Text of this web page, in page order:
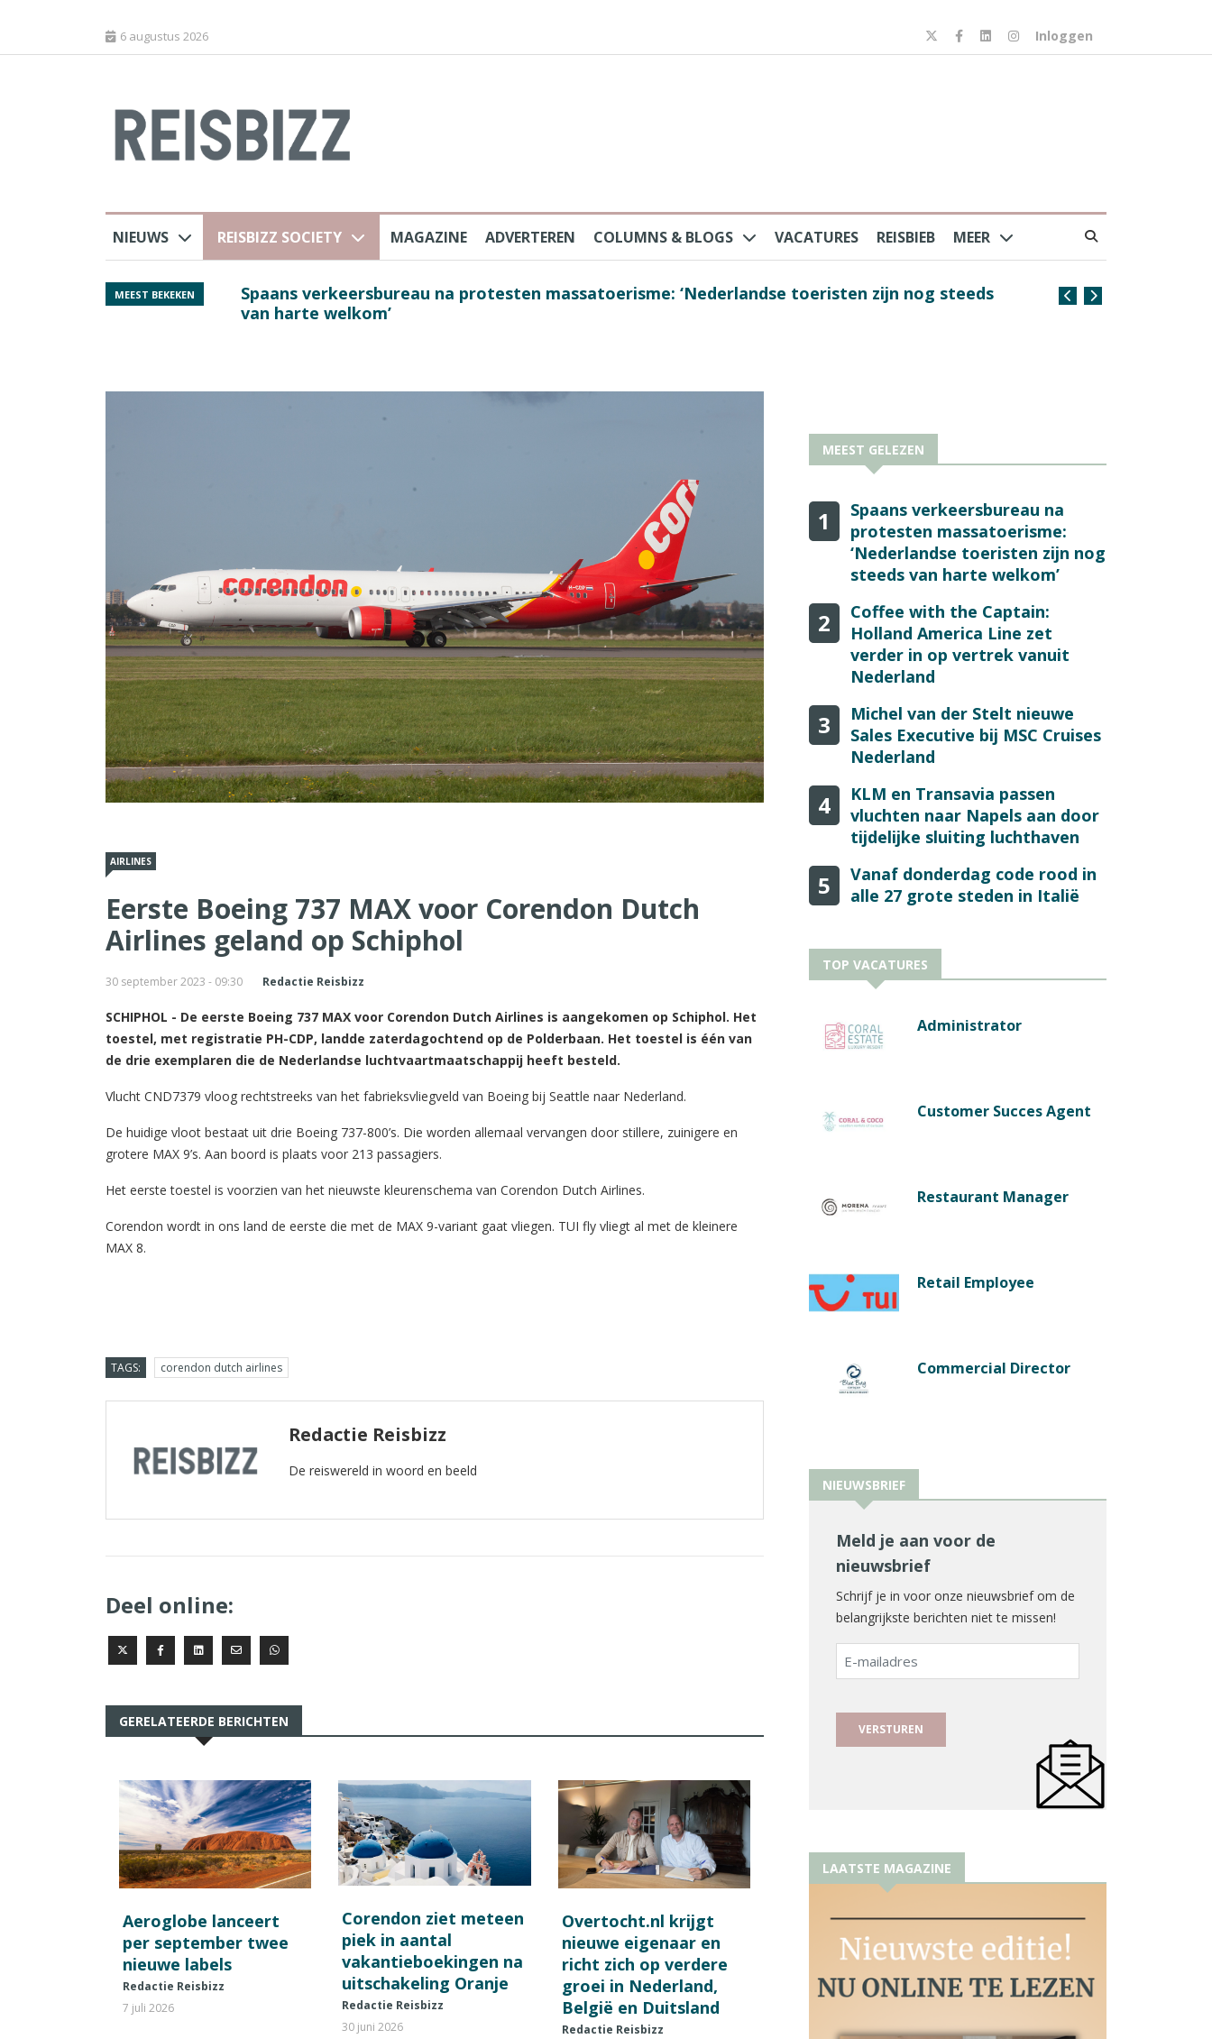
6 augustus 2026 Inloggen
NIEUWS REISBIZZ SOCIETY MAGAZINE ADVERTEREN COLUMNS & BLOGS VACATURES REISBIEB MEER
MEEST BEKEKEN
luchthaven
Spaans verkeersbureau na protesten massatoerisme: ‘Nederlandse toeristen zijn nog steeds
van harte welkom’
Coffee with the
AIRLINES
Eerste Boeing 737 MAX voor Corendon Dutch
Airlines geland op Schiphol
30 september 2023 - 09:30 Redactie Reisbizz
SCHIPHOL - De eerste Boeing 737 MAX voor Corendon Dutch Airlines is aangekomen op Schiphol. Het
toestel, met registratie PH-CDP, landde zaterdagochtend op de Polderbaan. Het toestel is één van
de drie exemplaren die de Nederlandse luchtvaartmaatschappij heeft besteld.
Vlucht CND7379 vloog rechtstreeks van het fabrieksvliegveld van Boeing bij Seattle naar Nederland.
De huidige vloot bestaat uit drie Boeing 737-800’s. Die worden allemaal vervangen door stillere, zuinigere en
grotere MAX 9’s. Aan boord is plaats voor 213 passagiers.
Het eerste toestel is voorzien van het nieuwste kleurenschema van Corendon Dutch Airlines.
Corendon wordt in ons land de eerste die met de MAX 9-variant gaat vliegen. TUI fly vliegt al met de kleinere
MAX 8.
TAGS: corendon dutch airlines
Redactie Reisbizz
De reiswereld in woord en beeld
Deel online:
GERELATEERDE BERICHTEN
Aeroglobe lanceert
per september twee
nieuwe labels
Redactie Reisbizz
7 juli 2026
Corendon ziet meteen
piek in aantal
vakantieboekingen na
uitschakeling Oranje
Redactie Reisbizz
30 juni 2026
Overtocht.nl krijgt
nieuwe eigenaar en
richt zich op verdere
groei in Nederland,
België en Duitsland
Redactie Reisbizz
MEEST GELEZEN
1
Spaans verkeersbureau na
protesten massatoerisme:
‘Nederlandse toeristen zijn nog
steeds van harte welkom’
2
Coffee with the Captain:
Holland America Line zet
verder in op vertrek vanuit
Nederland
3
Michel van der Stelt nieuwe
Sales Executive bij MSC Cruises
Nederland
4
KLM en Transavia passen
vluchten naar Napels aan door
tijdelijke sluiting luchthaven
5
Vanaf donderdag code rood in
alle 27 grote steden in Italië
TOP VACATURES
Administrator
Customer Succes Agent
Restaurant Manager
Retail Employee
Commercial Director
NIEUWSBRIEF
Meld je aan voor de
nieuwsbrief
Schrijf je in voor onze nieuwsbrief om de
belangrijkste berichten niet te missen!
E-
mailadres
LAATSTE MAGAZINE